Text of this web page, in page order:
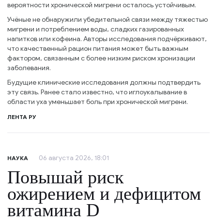
вероятности хронической мигрени осталось устойчивым.
Учёные не обнаружили убедительной связи между тяжестью
мигрени и потреблением воды, сладких газированных
напитков или кофеина. Авторы исследования подчёркивают,
что качественный рацион питания может быть важным
фактором, связанным с более низким риском хронизации
заболевания.
Будущие клинические исследования должны подтвердить
эту связь. Ранее стало известно, что иглоукалывание в
области уха уменьшает боль при хронической мигрени.
ЛЕНТА РУ
НАУКА 06 августа 2026, 18:01
Повышай риск
ожирением и дефицитом
витамина D